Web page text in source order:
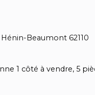
Hénin-Beaumont 62110